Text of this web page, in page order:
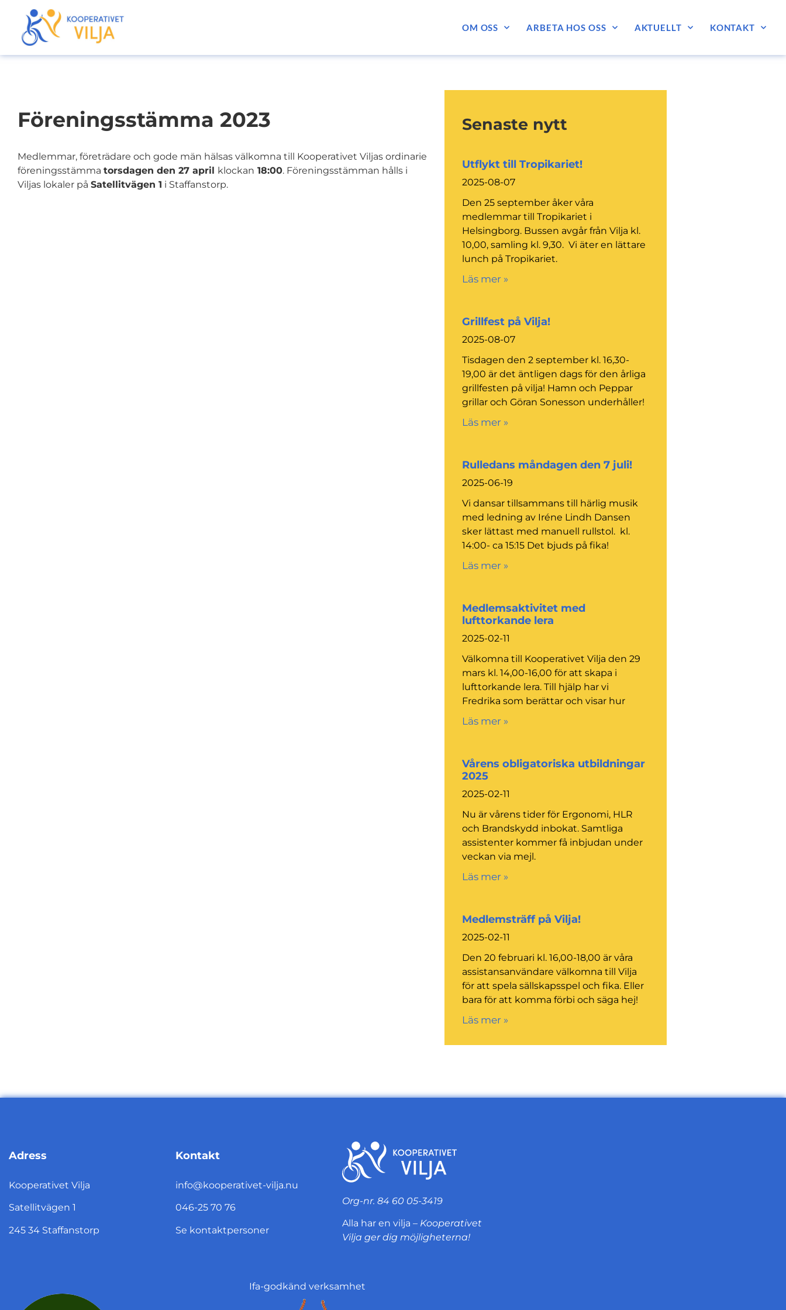
OM OSS ARBETA HOS OSS AKTUELLT KONTAKT
Föreningsstämma 2023
Medlemmar, företrädare och gode män hälsas välkomna till Kooperativet Viljas ordinarie
föreningsstämma torsdagen den 27 april klockan 18:00. Föreningsstämman hålls i
Viljas lokaler på Satellitvägen 1 i Staffanstorp.
Senaste nytt
Utflykt till Tropikariet!
2025-08-07
Den 25 september åker våra
medlemmar till Tropikariet i
Helsingborg. Bussen avgår från Vilja kl.
10,00, samling kl. 9,30. Vi äter en lättare
lunch på Tropikariet.
Läs mer »
Grillfest på Vilja!
2025-08-07
Tisdagen den 2 september kl. 16,30-
19,00 är det äntligen dags för den årliga
grillfesten på vilja! Hamn och Peppar
grillar och Göran Sonesson underhåller!
Läs mer »
Rulledans måndagen den 7 juli!
2025-06-19
Vi dansar tillsammans till härlig musik
med ledning av Iréne Lindh Dansen
sker lättast med manuell rullstol. kl.
14:00- ca 15:15 Det bjuds på fika!
Läs mer »
Medlemsaktivitet med
lufttorkande lera
2025-02-11
Välkomna till Kooperativet Vilja den 29
mars kl. 14,00-16,00 för att skapa i
lufttorkande lera. Till hjälp har vi
Fredrika som berättar och visar hur
Läs mer »
Vårens obligatoriska utbildningar
2025
2025-02-11
Nu är vårens tider för Ergonomi, HLR
och Brandskydd inbokat. Samtliga
assistenter kommer få inbjudan under
veckan via mejl.
Läs mer »
Medlemsträff på Vilja!
2025-02-11
Den 20 februari kl. 16,00-18,00 är våra
assistansanvändare välkomna till Vilja
för att spela sällskapsspel och fika. Eller
bara för att komma förbi och säga hej!
Läs mer »
Adress
Kooperativet Vilja
Satellitvägen 1
245 34 Staffanstorp
Kontakt
info@kooperativet-vilja.nu
046-25 70 76
Se kontaktpersoner
Org-nr. 84 60 05-3419
Alla har en vilja – Kooperativet
Vilja ger dig möjligheterna!
Ifa-godkänd verksamhet